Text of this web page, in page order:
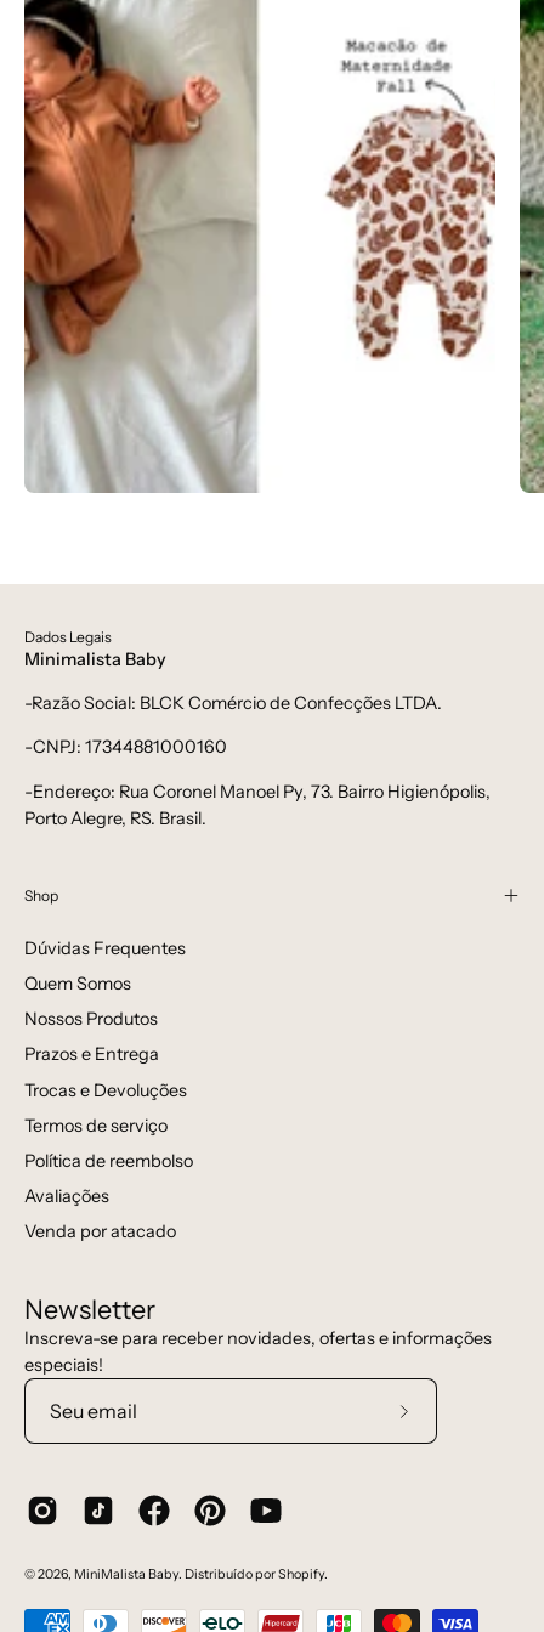
Dados Legais
Minimalista Baby
-Razão Social: BLCK Comércio de Confecções LTDA.
-CNPJ: 17344881000160
-Endereço: Rua Coronel Manoel Py, 73. Bairro Higienópolis,
Porto Alegre, RS. Brasil.
Shop
Dúvidas Frequentes
Quem Somos
Nossos Produtos
Prazos e Entrega
Trocas e Devoluções
Termos de serviço
Política de reembolso
Avaliações
Venda por atacado
Newsletter
Inscreva-se para receber novidades, ofertas e informações
especiais!
© 2026, MiniMalista Baby. Distribuído porShopify.